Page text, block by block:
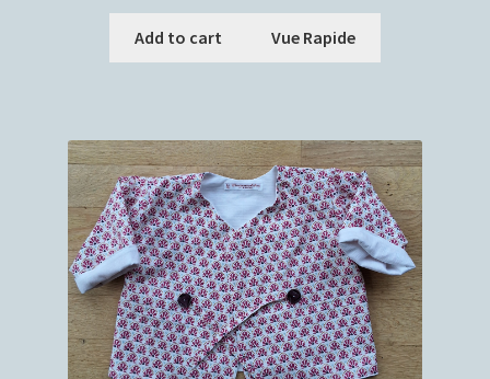
Add to cart Vue Rapide